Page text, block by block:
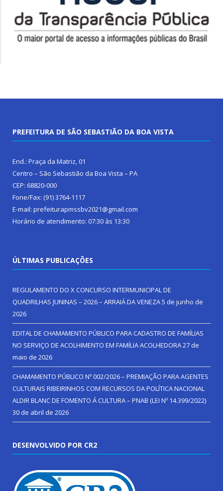
PREFEITURA DE SÃO SEBASTIÃO DA BOA VISTA
End.: Praça da Matriz, 01
Centro – São Sebastião da Boa Vista – PA
CEP: 68820-000
Fone/Fax: (91) 3764-1117
E-mail: prefeiturapmssbv2021@gmail.com
Horário de atendimento: 07:30 às 13:30
ÚLTIMAS PUBLICAÇÕES
REGULAMENTO DO X CONCURSO INTERMUNICIPAL DE
QUADRILHAS JUNINAS – 2026 – ARRAIÁ DA VENEZA5 de junho de
2026
EDITAL DE CHAMAMENTO PÚBLICO PARA CADASTRO DE FAMÍLIAS
NO SERVIÇO DE ACOLHIMENTO EM FAMÍLIA ACOLHEDORA27 de
maio de 2026
CHAMAMENTO PÚBLICO Nº 002/2026 – PREMIAÇÃO PARA AGENTES
CULTURAIS RIBEIRINHOS COM RECURSOS DA POLÍTICA NACIONAL
ALDIR BLANC DE FOMENTO Á CULTURA – PNAB (LEI Nº 14.399/2022)
30 de abril de 2026
DESENVOLVIDO POR CR2